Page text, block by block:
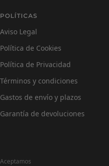
POLÍTICAS
Aviso Legal
Política de Cookies
Política de Privacidad
Términos y condiciones
Gastos de envío y plazos
Garantía de devoluciones
Aceptamos